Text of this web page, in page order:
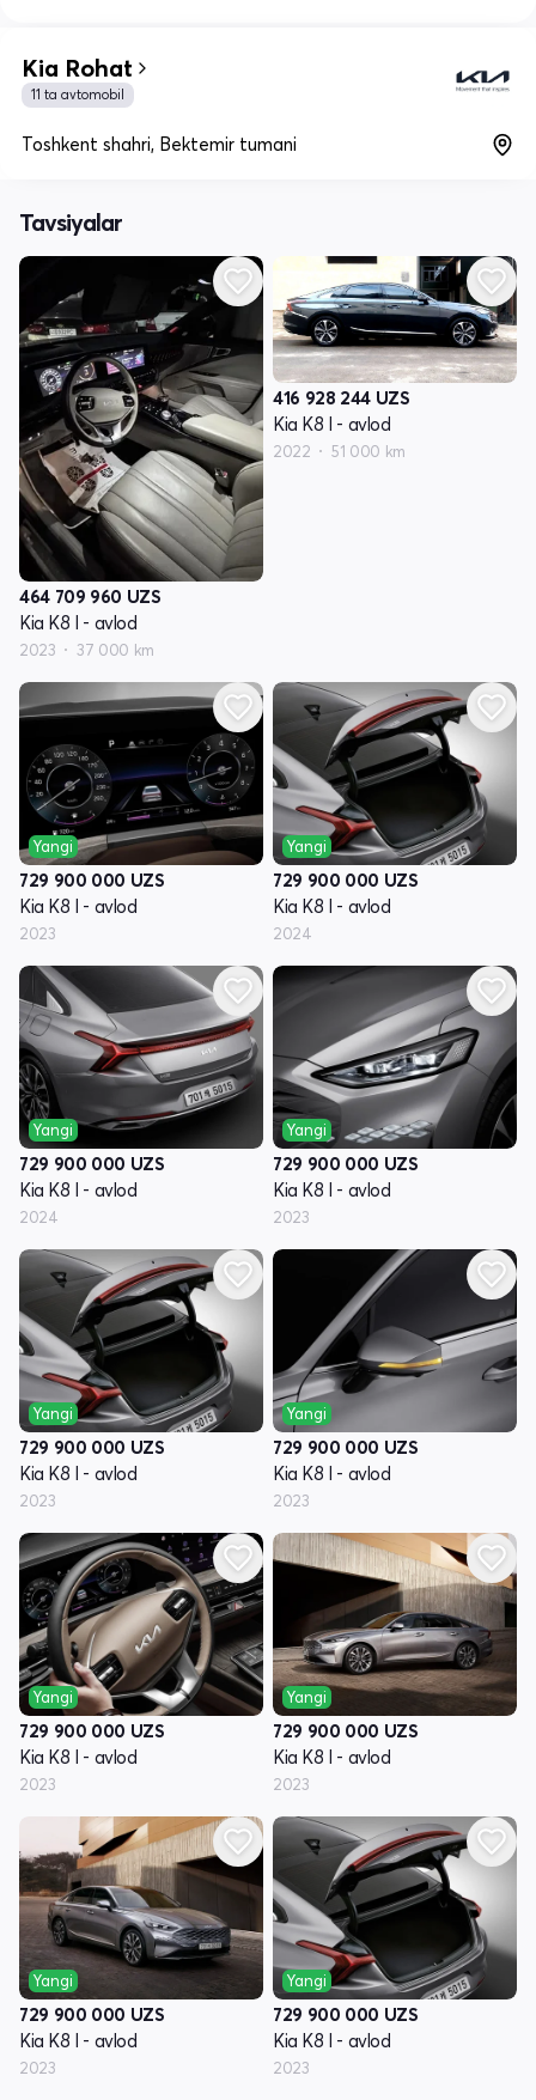
Kia Rohat
11 ta avtomobil
Toshkent shahri, Bektemir tumani
Tavsiyalar
464 709 960 UZS
Kia K8 I - avlod
2023 37 000 km
416 928 244 UZS
Kia K8 I - avlod
2022 51 000 km
Yangi
729 900 000 UZS
Kia K8 I - avlod
2023
Yangi
729 900 000 UZS
Kia K8 I - avlod
2024
Yangi
729 900 000 UZS
Kia K8 I - avlod
2024
Yangi
729 900 000 UZS
Kia K8 I - avlod
2023
Yangi
729 900 000 UZS
Kia K8 I - avlod
2023
Yangi
729 900 000 UZS
Kia K8 I - avlod
2023
Yangi
729 900 000 UZS
Kia K8 I - avlod
2023
Yangi
729 900 000 UZS
Kia K8 I - avlod
2023
Yangi
729 900 000 UZS
Kia K8 I - avlod
2023
Yangi
729 900 000 UZS
Kia K8 I - avlod
2023